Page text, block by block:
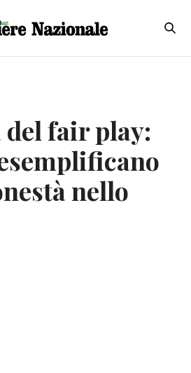
fair play:
nello